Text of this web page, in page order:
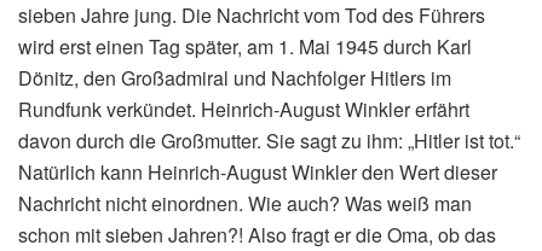
sieben Jahre jung. Die Nachricht vom Tod des Führers
wird erst einen Tag später, am 1. Mai 1945 durch Karl
Dönitz, den Großadmiral und Nachfolger Hitlers im
Rundfunk verkündet. Heinrich-August Winkler erfährt
davon durch die Großmutter. Sie sagt zu ihm: „Hitler ist tot.“
Natürlich kann Heinrich-August Winkler den Wert dieser
Nachricht nicht einordnen. Wie auch? Was weiß man
schon mit sieben Jahren?! Also fragt er die Oma, ob das